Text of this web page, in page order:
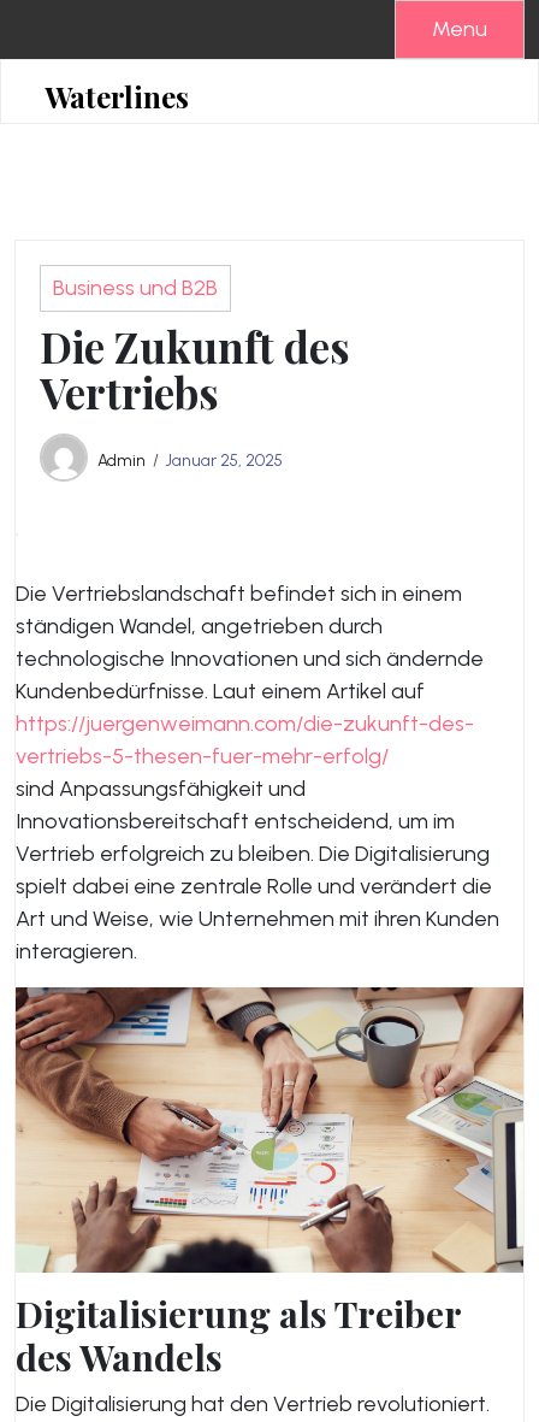
Menu
Waterlines
Business und B2B
Die Zukunft des
Vertriebs
Admin Januar 25, 2025
Die Vertriebslandschaft befindet sich in einem
ständigen Wandel, angetrieben durch
technologische Innovationen und sich ändernde
Kundenbedürfnisse. Laut einem Artikel auf
https://juergenweimann.com/die-zukunft-des-
vertriebs-5-thesen-fuer-mehr-erfolg/
sind Anpassungsfähigkeit und
Innovationsbereitschaft entscheidend, um im
Vertrieb erfolgreich zu bleiben. Die Digitalisierung
spielt dabei eine zentrale Rolle und verändert die
Art und Weise, wie Unternehmen mit ihren Kunden
interagieren.
Digitalisierung als Treiber
des Wandels
Die Digitalisierung hat den Vertrieb revolutioniert.